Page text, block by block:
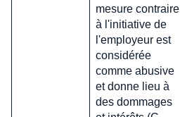
mesure contraire
à l'initiative de
l'employeur est
considérée
comme abusive
et donne lieu à
des dommages